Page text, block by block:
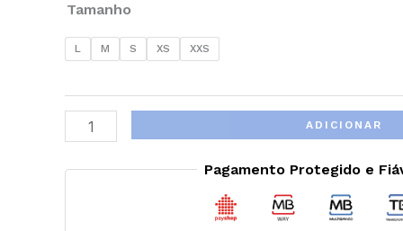
Tamanho
L M S XS XXS
ADICIONAR
Pagamento Protegido e